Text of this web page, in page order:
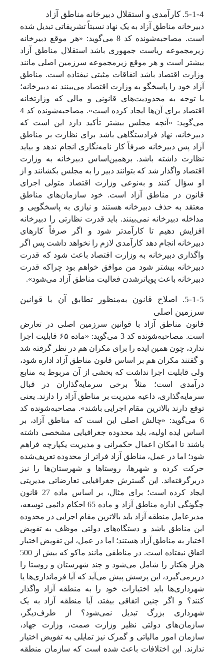
5-1-4. کارآمدی و استقلال دبیرخانه مناطق آزاد
دبیرخانه مناطق آزاد به یک نهاد نسبتاً تشریفاتی تبدیل شده
است. مصاحبه‌شونده کد 8 می‌گوید: «هر موقع دبیرخانه
زیرمجموعه ریاست جمهوری باشد استقلال مناطق آزاد
بیشتر است و هر موقع زیرمجموعه سرزمین اصلی مانند
وزارت اقتصاد باشد اتفاقات مثبتی نیفتاده است. مناطق
آزاد خود را پاسخگو به وزارت اقتصاد می‌بینند نه دبیرخانه؛
با توجه به محدودیت‌های قانونی و مالی که وزارتخانه
اقتصاد برای آن‌ها ایجاد کرده است». مصاحبه‌شونده کد 4
می‌گوید: «آنچه مجلس بیشتر تأکید دارد این است که
دبیرخانه، نهاد فرادستگاهی باشد برای نظارت بر مناطق
آزاد پس دبیرخانه صرفاً کار نامه‌نگاری انجام ندهد و بیاید
نظارت داشته باشد. برهمین‌اساس دبیرخانه به وزارت
اقتصاد واگذار شد که بتوانند دبیر را به مجلس بکشانند و از
او سؤال کنند و به‌نوعی وزارت اقتصاد متولی اجرای
قانون در مناطق آزاد است. خود سازمان‌های مناطق
معتقد به حذف دبیرخانه هستند و نیازی به پاسخگویی و
مداخله دبیرخانه نمی‌بینند. باید قدرت نظارتی را دبیرخانه
افزایش دهیم تا کارآمدتر شود و اگر صرفاً کارهای
دبیرخانه انجام دهد کارآمدی لازم را نخواهد داشت پس اگر
واگذاری دبیرخانه به وزارت اقتصاد باعث شود که قدرت
دبیرخانه بیشتر شود من موافق خواهم بود چراکه قدرت
دبیرخانه باعث پویاترشدن فعالیت مناطق آزاد می‌شود».
5-1-5. اصلاح قانون به‌منظور تطابق آن با قوانین
سرزمین اصلی
قانون مناطق آزاد با قوانین سرزمین اصلی در تعارض
است. مصاحبه‌شونده کد 3 می‌گوید: «ماده ۶۵ قابلیت اجرا
ندارد، چون همین ایده را برای مکران هم در نظر گرفته شد
و گفتند مکران هم بر اساس قانون مناطق آزاد اداره شود،
ولی قابلیت اجرا نداشت که بخشی از آن مربوط به منابع
درآمدی است؛ مثلاً برخی سرمایه‌گذاران در قبال
سرمایه‌گذاری، داعیه مدیریت بر مناطق آزاد را دارند. یعنی
توقع دارند بالاترین مقام اجرایی باشند». مصاحبه‌شونده کد
6 می‌گوید: «چالش اصلی این است که مناطق آزاد، بر
اساس ایده اولیه، باید محدوده جغرافیایی مشخصی داشته
باشند تا امکان اعمال حکمرانی و مدیریت یکپارچه فراهم
شود؛ اما در عمل، مناطق آزاد فراتر از محدوده تعریف‌شده
حرکت کرده و شهرها، روستاها و شهرستان‌ها را نیز
دربرگرفته‌اند. این گسترش جغرافیایی تعارضاتی مدیریتی
ایجاد کرده است؛ برای مثال، بر اساس ماده 27 قانون
چگونگی اداره مناطق آزاد و ماده 65 احکام دائمی توسعه،
مدیرعامل منطقه آزاد باید بالاترین مقام اجرایی در محدوده
این مناطق باشد و دستگاه‌های دولتی موظف به تفویض
اختیار به مناطق آزاد هستند؛ اما در عمل، این تفویض اختیار
اتفاق نیفتاده است. در مناطقی مانند ماکو که بیش از 500
هزار هکتار را شامل می‌شود و چند شهرستان و روستا را
دربرمی‌گیرد، این پرسش پیش می‌آید که آیا فرمانداری‌ها یا
شهرداری‌ها باید اختیارات خود را به منطقه آزاد واگذار
کنند؟ و اگر چنین اتفاقی بیفتد، آیا منطقه آزاد به یک
شهرداری بزرگ تبدیل نمی‌شود؟ از ‌طرف‌دیگر،
سازمان‌های دولتی نظیر وزارت صمت، وزارت جهاد،
سازمان امور مالیاتی و گمرک نیز تمایلی به تفویض اختیار
ندارند. این اختلافات باعث شده است که سازمان منطقه